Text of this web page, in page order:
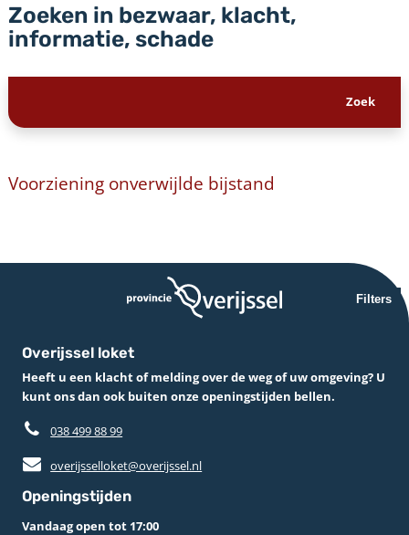
Zoeken in bezwaar, klacht,
informatie, schade
Voorziening onverwijlde bijstand
Filters
Overijssel loket
Heeft u een klacht of melding over de weg of uw omgeving? U
kunt ons dan ook buiten onze openingstijden bellen.
038 499 88 99
overijsselloket@overijssel.nl
Openingstijden
Vandaag open tot 17:00